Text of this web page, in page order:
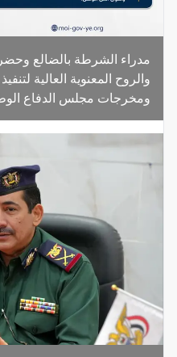
مدراء الشرطة بالضالع
والروح المعنوية العالية
ومخرجات مجلس الدفاع